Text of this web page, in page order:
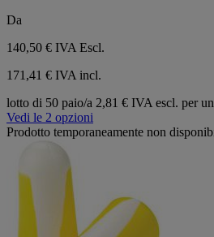
Da
140,50 € IVA Escl.
171,41 € IVA incl.
lotto di 50 paio/a 2,81 € IVA escl. per
Vedi le 2 opzioni
Prodotto temporaneamente non